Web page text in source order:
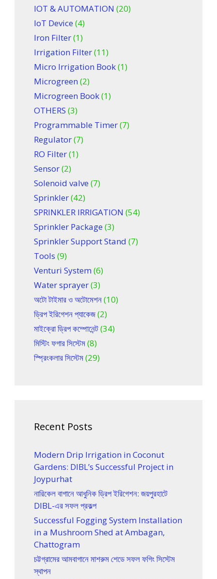
IOT & AUTOMATION (20)
IoT Device (4)
Iron Filter(1)
Irrigation Filter(11)
Micro Irrigation Book(1)
Microgreen(2)
Microgreen Book(1)
OTHERS (3)
Programmable Timer(7)
Regulator(7)
RO Filter(1)
Sensor(2)
Solenoid valve (7)
Sprinkler(42)
SPRINKLER IRRIGATION (54)
Sprinkler Package (3)
Sprinkler Support Stand (7)
Tools (9)
Venturi System(6)
Water sprayer(3)
অটো টাইমার ও অটোমেশন(10)
ড্রিপ ইরিগেশন প্যাকেজ(2)
মাইক্রো ড্রিপ কম্পোনেন্ট(34)
মিস্টিং ফগার সিস্টেম(8)
স্প্রিংকলার সিস্টেম(29)
Recent Posts
Modern Drip Irrigation in Coconut
Gardens: DIBL’s Successful Project in
Joypurhat
নারিকেল বাগানে আধুনিক ড্রিপ ইরিগেশন: জয়পুরহাটে
DIBL-এর সফল প্রকল্প
Successful Fogging System Installation
in a Mushroom Shed at Ambagan,
Chattogram
চট্টগ্রামের আমবাগানে মাশরুম শেডে সফল ফগিং সিস্টেম
স্থাপন